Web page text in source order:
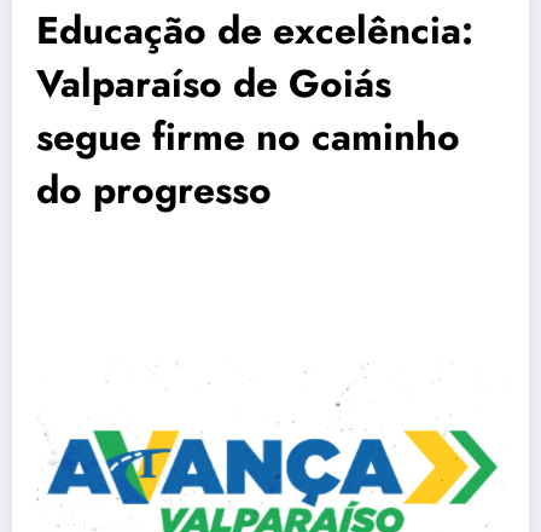
Educação de excelência:
Valparaíso de Goiás
segue firme no caminho
do progresso